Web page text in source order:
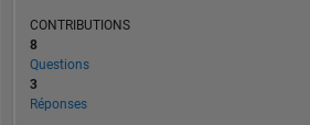
CONTRIBUTIONS
8
Questions
3
Réponses